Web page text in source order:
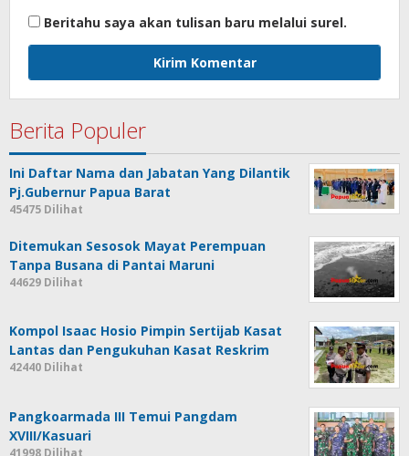
Beritahu saya akan tulisan baru melalui surel.
Berita Populer
Ini Daftar Nama dan Jabatan Yang Dilantik
Pj.Gubernur Papua Barat
45475 Dilihat
Ditemukan Sesosok Mayat Perempuan
Tanpa Busana di Pantai Maruni
44629 Dilihat
Kompol Isaac Hosio Pimpin Sertijab Kasat
Lantas dan Pengukuhan Kasat Reskrim
42440 Dilihat
Pangkoarmada III Temui Pangdam
XVIII/Kasuari